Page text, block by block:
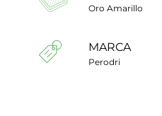
Oro Amarillo
MARCA
Perodri